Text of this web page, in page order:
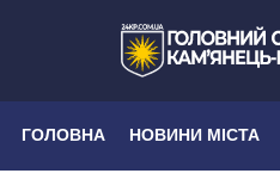
ГОЛОВНА НОВИНИ МІСТА